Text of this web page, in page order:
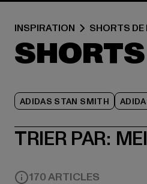
INSPIRATION SHORTS
ADIDAS STAN SMITH
TRIER PAR:
170 ARTICLES